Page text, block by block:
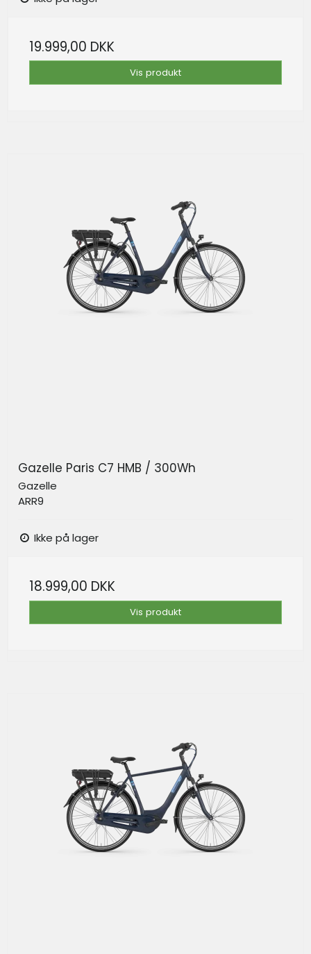
19.999,00 DKK
Vis produkt
Gazelle Paris C7 HMB / 300Wh
Gazelle
ARR9
Ikke på lager
18.999,00 DKK
Vis produkt